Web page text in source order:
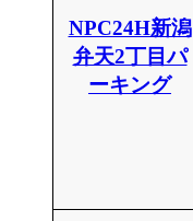
NPC24H新潟
弁天2丁目パ
ーキング